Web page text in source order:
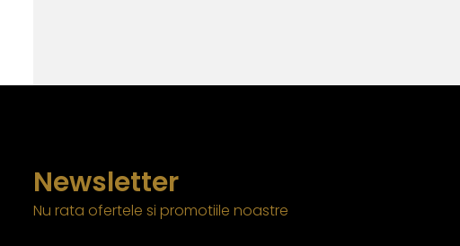
Newsletter
Nu rata ofertele si promotiile noastre